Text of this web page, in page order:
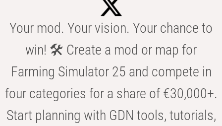
Your mod. Your vision. Your chance to
win! 🛠️ Create a mod or map for
Farming Simulator 25 and compete in
four categories for a share of €30,000+.
Start planning with GDN tools, tutorials,